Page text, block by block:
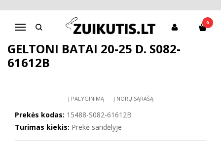
Navigacija
0
Pagrindinis
D.D.Step batai berniukams
Geltoni batai 20-25 d. S082-61612B
GELTONI BATAI 20-25 D. S082-
61612B
Į PALYGINIMĄ Į NORŲ SĄRAŠĄ
Prekės kodas: 15488-S082-61612B
Turimas kiekis: Prekė sandėlyje